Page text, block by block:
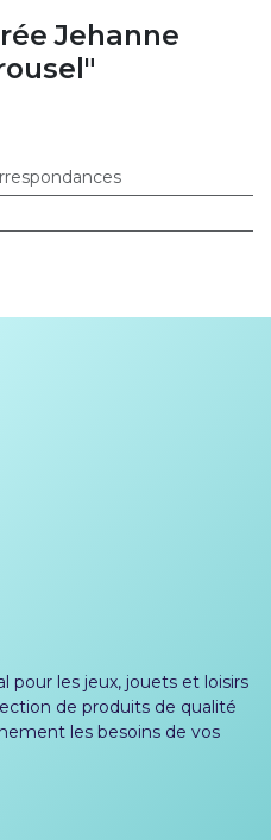
Jehanne
pour les jeux, jouets et loisirs
de produits de qualité
les besoins de vos